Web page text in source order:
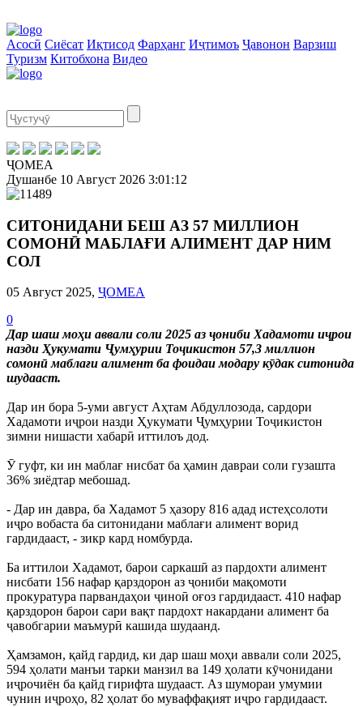
Асосӣ Сиёсат Иқтисод Фарҳанг Иҷтимоъ Ҷавонон Варзиш
Туризм Китобхона Видео
ҶОМЕА
Душанбе 10 Август 2026 3:01:13
СИТОНИДАНИ БЕШ АЗ 57 МИЛЛИОН
СОМОНӢ МАБЛАҒИ АЛИМЕНТ ДАР НИМ
СОЛ
05 Август 2025, ҶОМЕА
0
Дар шаш моҳи аввали соли 2025 аз ҷониби Хадамоти иҷрои
назди Ҳукумати Ҷумҳурии Тоҷикистон 57,3 миллион
сомонӣ маблағи алимент ба фоидаи модару кӯдак ситонида
шудааст.
Дар ин бора 5-уми август Аҳтам Абдуллозода, сардори
Хадамоти иҷрои назди Ҳукумати Ҷумҳурии Тоҷикистон
зимни нишасти хабарӣ иттилоъ дод.
Ӯ гуфт, ки ин маблағ нисбат ба ҳамин давраи соли гузашта
36% зиёдтар мебошад.
- Дар ин давра, ба Хадамот 5 ҳазору 816 адад истеҳсолоти
иҷро вобаста ба ситонидани маблағи алимент ворид
гардидааст, - зикр кард номбурда.
Ба иттилои Хадамот, барои саркашӣ аз пардохти алимент
нисбати 156 нафар қарздорон аз ҷониби мақомоти
прокуратура парвандаҳои ҷиноӣ оғоз гардидааст. 410 нафар
қарздорон барои сари вақт пардохт накардани алимент ба
ҷавобгарии маъмурӣ кашида шудаанд.
Ҳамзамон, қайд гардид, ки дар шаш моҳи аввали соли 2025,
594 ҳолати манъи тарки манзил ва 149 ҳолати кӯчонидани
иҷрочиён ба қайд гирифта шудааст. Аз шумораи умумии
чунин иҷроҳо, 82 ҳолат бо муваффақият иҷро гардидааст.